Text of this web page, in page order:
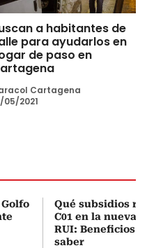
a habitantes de
para ayudarlos en
de paso en
Cartagena
05/2021
Qué subsidios
C01 en la nueva
RUI: Beneficios
saber